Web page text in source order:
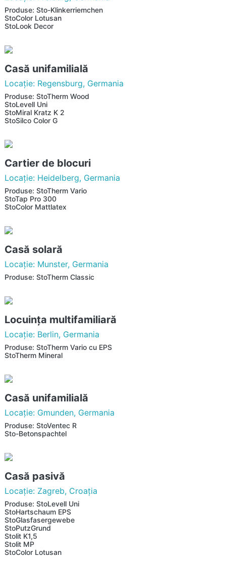
Produse: Sto-Klinkerriemchen
StoColor Lotusan
StoLook Decor
Casă unifamilială
Locaţie: Regensburg, Germania
Produse: StoTherm Wood
StoLevell Uni
StoMiral Kratz K 2
StoSilco Color G
Cartier de blocuri
Locaţie: Heidelberg, Germania
Produse: StoTherm Vario
StoTap Pro 300
StoColor Mattlatex
Casă solară
Locaţie: Munster, Germania
Produse: StoTherm Classic
Locuinţa multifamiliară
Locaţie: Berlin, Germania
Produse: StoTherm Vario cu EPS
StoTherm Mineral
Casă unifamilială
Locaţie: Gmunden, Germania
Produse: StoVentec R
Sto-Betonspachtel
Casă pasivă
Locaţie: Zagreb, Croaţia
Produse: StoLevell Uni
StoHartschaum EPS
StoGlasfasergewebe
StoPutzGrund
Stolit K1,5
Stolit MP
StoColor Lotusan